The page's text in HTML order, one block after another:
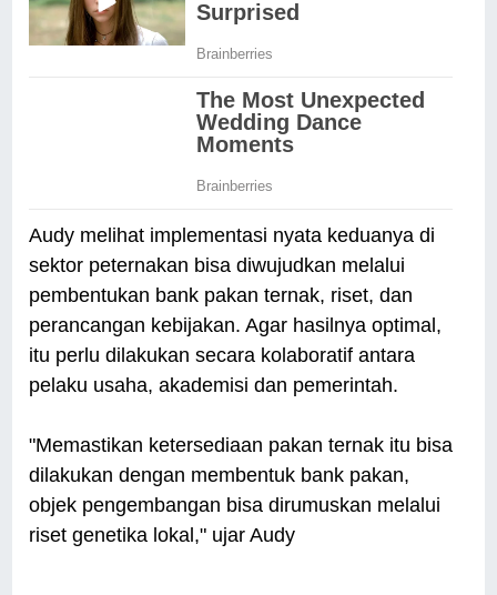
Audy melihat implementasi nyata keduanya di
sektor peternakan bisa diwujudkan melalui
pembentukan bank pakan ternak, riset, dan
perancangan kebijakan. Agar hasilnya optimal,
itu perlu dilakukan secara kolaboratif antara
pelaku usaha, akademisi dan pemerintah.
"Memastikan ketersediaan pakan ternak itu bisa
dilakukan dengan membentuk bank pakan,
objek pengembangan bisa dirumuskan melalui
riset genetika lokal," ujar Audy